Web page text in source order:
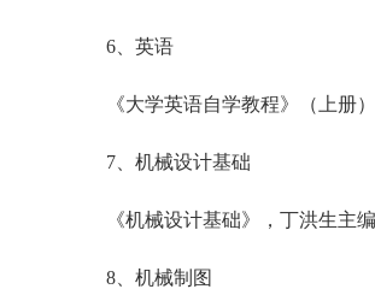
6、英语
《大学英语自学教程》（上册
7、机械设计基础
《机械设计基础》，丁洪生主编
8、机械制图